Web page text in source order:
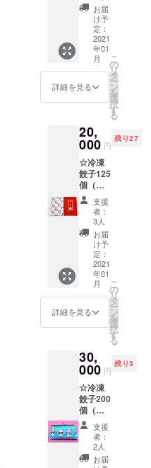
丹波本
しめじ
餃子20
個、
チーズ
餃子20
個） ☆
ミヤコ
パンダ
オリジ
リア
ファイ
ル1枚
（表裏
デザイ
ン違
い） ☆
まめふ
くボー
ルペン1
モンま
めふく
シャー
プペン1
本 ☆ま
めふく
ロ1枚
☆手書
きのお
礼状
お届
け予
定：
2021
年01
月
詳細を見る
こ
の
リ
タ
ー
ン
を
選
択
す
る
20,
000 円
残り27
☆冷凍
餃子125
個（レ
モン餃
子25
個、京
丹波本
しめじ
餃子25
個、
チーズ
餃子25
個、し
そ餃子
25個、
リッチ
リック
25個）
☆ミヤ
コパン
ダクリ
アファ
イル2枚
☆まめ
ふく
ボール
支援
者：
3人
お届
け予
定：
2021
年01
月
詳細を見る
こ
の
リ
タ
ー
ン
を
選
択
す
る
30,
000 円
残り3
☆冷凍
餃子200
個（レ
モン餃
子30
個、京
丹波本
支援
者：
2人
お届